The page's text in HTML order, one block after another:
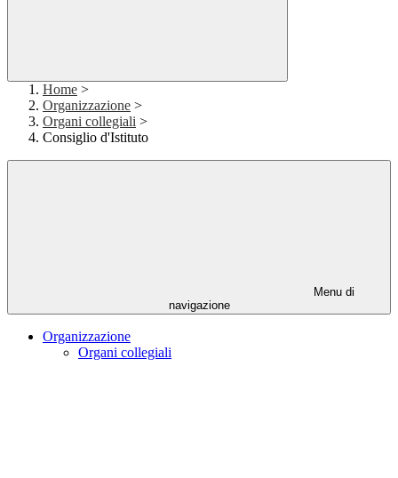
Home >
Organizzazione >
Organi collegiali >
Consiglio d'Istituto
Menu di
navigazione
Organizzazione
Organi collegiali